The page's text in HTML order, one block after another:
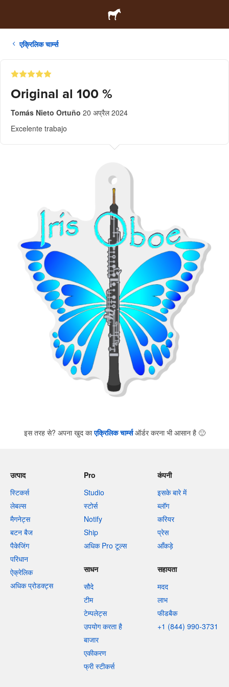
एक्रिलिक चार्म्स
Original al 100 %
Tomás Nieto Ortuño 20 अप्रैल 2024
Excelente trabajo
इस तरह से? अपना खुद काएक्रिलिक चार्म्सऑर्डर करना भी आसान है 🙂
उत्पाद
स्टिकर्स
लेबल्स
मैगनेट्स
बटन बैज
पैकेजिंग
परिधान
ऐक्रेलिक
अधिक प्रोडक्ट्स
Pro
Studio
स्टोर्स
Notify
Ship
अधिक Pro टूल्स
कंपनी
इसके बारे में
ब्लॉग
करियर
प्रेस
आँकड़े
साधन
सौदे
टीम
टेम्पलेट्स
उपयोग करता है
बाजार
एकीकरण
फ्री स्टीकर्स
सहायता
मदद
लाभ
फीडबैक
+1 (844) 990-3731